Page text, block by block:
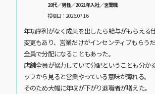
20代／男性／2021年入社／営業職
投稿日：2026.07.16
年功序列がなく成果を出したら給与がもらえる
変更もあり、営業だけがインセンティブもらう
全員で分配になることもあった。
店舗全員が協力していて分配ということも分か
ッフから見ると営業やっている意味が薄れる。
そのため大幅に年収が下がり退職者が増えた。